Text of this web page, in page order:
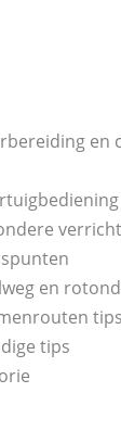
en
en
tips
tips